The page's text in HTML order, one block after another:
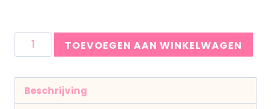
TOEVOEGEN AAN WINKELWAGEN
Beschrijving